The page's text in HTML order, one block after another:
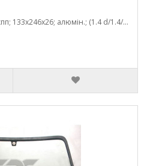
Примітка: з/без конд.; акпп/мкпп; 133x246x26; алюмін.; (1.4 d/1.4/1.6 d/1.6/1.8 d/1.8 d/2.0 d/2.0/2.5 d/2.5/3.5/4.0/2.8/3.; паяний